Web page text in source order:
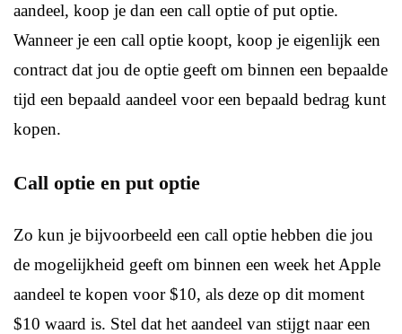
aandeel, koop je dan een call optie of put optie.
Wanneer je een call optie koopt, koop je eigenlijk een
contract dat jou de optie geeft om binnen een bepaalde
tijd een bepaald aandeel voor een bepaald bedrag kunt
kopen.
Call optie en put optie
Zo kun je bijvoorbeeld een call optie hebben die jou
de mogelijkheid geeft om binnen een week het Apple
aandeel te kopen voor $10, als deze op dit moment
$10 waard is. Stel dat het aandeel van stijgt naar een